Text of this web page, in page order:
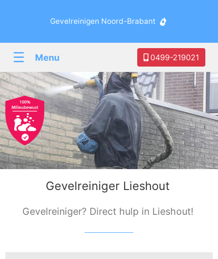
Gevelreinigen Noord-Brabant
☰ Menu 0499-219021
Gevelreiniger Lieshout
Gevelreiniger? Direct hulp in Lieshout!